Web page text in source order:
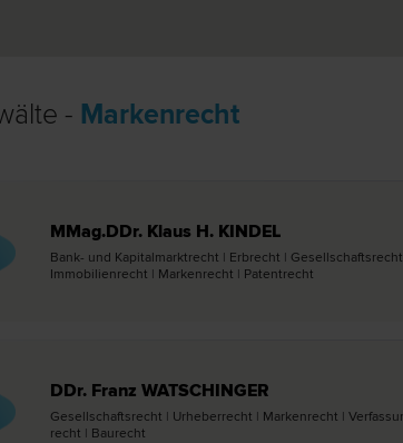
- Markenrecht
MMag.DDr. Klaus H. KINDEL
Bank- und Kapitalmarkt­recht | Erb­recht |
Immobilien­recht | Marken­recht | Patent­recht
DDr. Franz WATSCHINGER
Gesellschafts­recht | Urheber­recht | Marken­recht |
recht | Bau­recht